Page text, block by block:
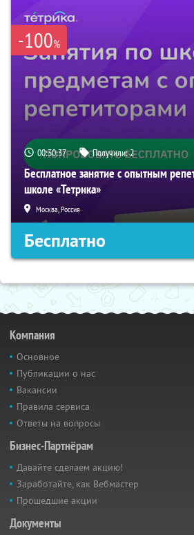
-100%
00:30:36 Получили:2
Бесплатное занятие с опытным
школе «Тетрика»
Москва, Россия
Бесплатно
Компания
Основное
Публикации о нас
Вакансии
Правила сервиса
Ответы на вопросы
Бизнес-Партнёрам
Давайте сделаем акцию!
Заработайте, как Вебмастер
Прошедшие акции
Документы